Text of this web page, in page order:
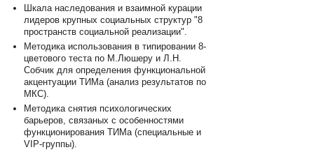
Шкала наследования и взаимной курации
лидеров крупных социальных структур "8
пространств социальной реализации".
Методика использования в типировании 8-
цветового теста по М.Люшеру и Л.Н.
Собчик для определения функциональной
акцентуации ТИМа (анализ результатов по
МКС).
Методика снятия психологических
барьеров, связаных с особенностями
функционирования ТИМа (специальные и
VIP-группы).